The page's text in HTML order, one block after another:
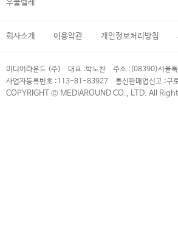
우쿨렐레
회사소개 이용약관 개인정보처리방침
미디어라운드 (주) 대표 :박노찬 주소 : (08390)서울
사업자등록번호 :113-81-83927 통신판매업신고 :구
COPYRIGHT © MEDIAROUND CO., LTD. All